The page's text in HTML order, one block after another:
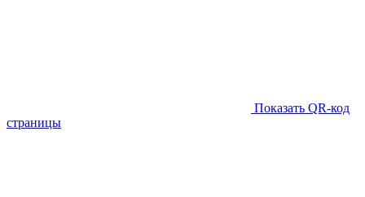
Показать QR-код
страницы